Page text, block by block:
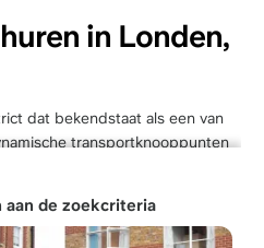
in Londen,
dat bekendstaat als een van
transportknooppunten
en Vlaamse
ligging aan de zuidoever van
jaren getransformeerd van
de zoekcriteria